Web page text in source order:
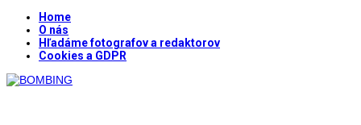
Home
O nás
Hľadáme fotografov a redaktorov
Cookies a GDPR